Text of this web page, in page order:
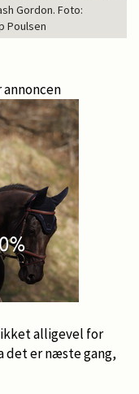
Gordon. Foto:
Poulsen
alligevel for
det er næste gang,